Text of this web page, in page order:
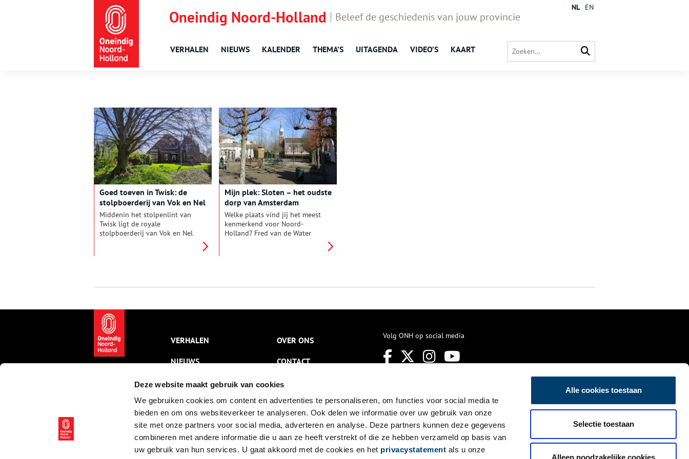
Deze website maakt gebruik van cookies
We gebruiken cookies om content en advertenties te personaliseren, om functies voor social media te
bieden en om ons websiteverkeer te analyseren. Ook delen we informatie over uw gebruik van onze
site met onze partners voor social media, adverteren en analyse. Deze partners kunnen deze gegevens
combineren met andere informatie die u aan ze heeft verstrekt of die ze hebben verzameld op basis van
uw gebruik van hun services. U gaat akkoord met de cookies en het privacystatement als u onze
Alle cookies toestaan
Selectie toestaan
Alleen noodzakelijke cookies
Oneindig Noord-Holland Beleef de geschiedenis van jouw provincie
VERHALEN NIEUWS KALENDER THEMA’S UITAGENDA VIDEO’S KAART
NL EN
Goed toeven in Twisk: de
stolpboerderij van Vok en Nel
Kay
Middenin het stolpenlint van
Twisk ligt de royale
stolpboerderij van Vok en Nel
gierende schoorstenen, in de
Mijn plek: Sloten – het oudste
dorp van Amsterdam
Welke plaats vind jij het meest
kenmerkend voor Noord-
Holland? Fred van de Water
Tuinders uit Sloten bezorgden
naar dit onbekende Sloten!
VERHALEN
NIEUWS
KALENDER
THEMA’S
ACTIVITEITEN
VIDEO’S
OVER ONS
CONTACT
NIEUWSBRIEF
DISCLAIMER
PRIVACY
TOEGANKELIJKHEID
Volg ONH op social media